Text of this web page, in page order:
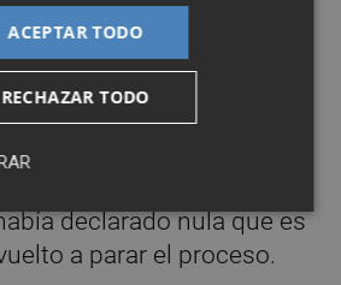
su día lo que provocó
és futur. NO a la ZAL‘
contencioso-
esa decisión sobre la
declarado nula que es
a parar el proceso.
ACEPTAR TODO
RECHAZAR TODO